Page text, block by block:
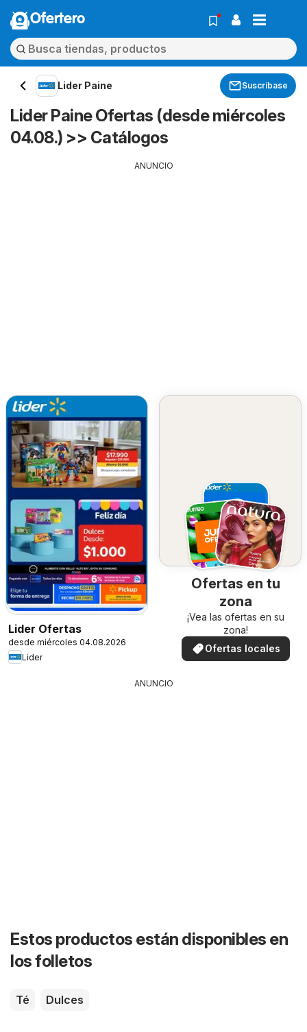
Ofertero
Lider Paine Suscríbase
Lider Paine Ofertas (desde miércoles
04.08.) >> Catálogos
ANUNCIO
Lider Ofertas
desde miércoles 04.08.2026
Lider
Ofertas en tu
zona
¡Vea las ofertas en su
zona!
Ofertas locales
ANUNCIO
Estos productos están disponibles en
los folletos
Té Dulces